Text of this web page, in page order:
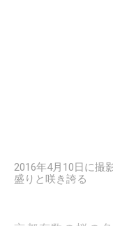
2016年4月10日に撮
盛りと咲き誇る